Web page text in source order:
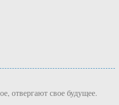
отвергают свое будущее.